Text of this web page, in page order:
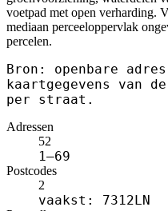
voetpad met open verharding.
mediaan perceeloppervlak
percelen.
Bron: openbare
kaartgegevens van
per straat.
Adressen
52
1–69
Postcodes
2
vaakst: 7312LN